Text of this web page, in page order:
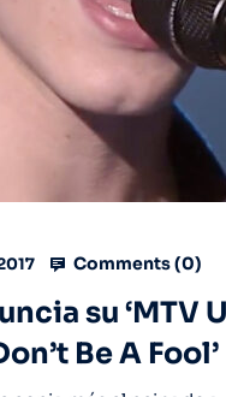
Comments (0)
su ‘MTV
Be A Fool’